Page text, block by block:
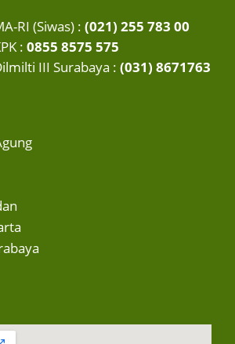
RI (Siwas) : (021) 255 783 00
: 0855 8575 575
III Surabaya : (031) 8671763